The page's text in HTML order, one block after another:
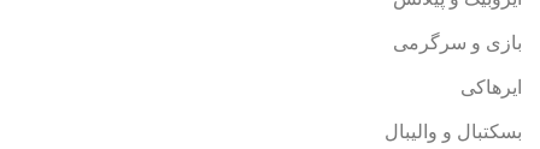
بازی و سرگرمی
ایرهاکی
بسکتبال و والیبال